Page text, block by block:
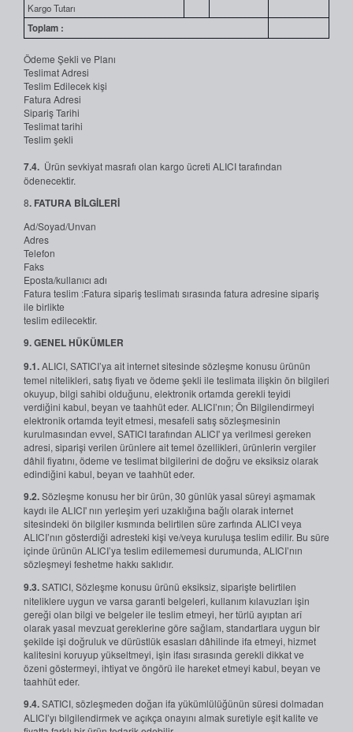
Kargo Tutarı
Toplam :
Ödeme Şekli ve Planı
Teslimat Adresi
Teslim Edilecek kişi
Fatura Adresi
Sipariş Tarihi
Teslimat tarihi
Teslim şekli
7.4. Ürün sevkiyat masrafı olan kargo ücreti ALICI tarafından
ödenecektir.
8. FATURA BİLGİLERİ
Ad/Soyad/Unvan
Adres
Telefon
Faks
Eposta/kullanıcı adı
Fatura teslim :Fatura sipariş teslimatı sırasında fatura adresine sipariş
ile birlikte
teslim edilecektir.
9. GENEL HÜKÜMLER
9.1.ALICI, SATICI’ya ait internet sitesinde sözleşme konusu ürünün
temel nitelikleri, satış fiyatı ve ödeme şekli ile teslimata ilişkin ön bilgileri
okuyup, bilgi sahibi olduğunu, elektronik ortamda gerekli teyidi
verdiğini kabul, beyan ve taahhüt eder. ALICI’nın; Ön Bilgilendirmeyi
elektronik ortamda teyit etmesi, mesafeli satış sözleşmesinin
kurulmasından evvel, SATICI tarafından ALICI' ya verilmesi gereken
adresi, siparişi verilen ürünlere ait temel özellikleri, ürünlerin vergiler
dâhil fiyatını, ödeme ve teslimat bilgilerini de doğru ve eksiksiz olarak
edindiğini kabul, beyan ve taahhüt eder.
9.2.Sözleşme konusu her bir ürün, 30 günlük yasal süreyi aşmamak
kaydı ile ALICI' nın yerleşim yeri uzaklığına bağlı olarak internet
sitesindeki ön bilgiler kısmında belirtilen süre zarfında ALICI veya
ALICI’nın gösterdiği adresteki kişi ve/veya kuruluşa teslim edilir. Bu süre
içinde ürünün ALICI’ya teslim edilememesi durumunda, ALICI’nın
sözleşmeyi feshetme hakkı saklıdır.
9.3.SATICI, Sözleşme konusu ürünü eksiksiz, siparişte belirtilen
niteliklere uygun ve varsa garanti belgeleri, kullanım kılavuzları işin
gereği olan bilgi ve belgeler ile teslim etmeyi, her türlü ayıptan arî
olarak yasal mevzuat gereklerine göre sağlam, standartlara uygun bir
şekilde işi doğruluk ve dürüstlük esasları dâhilinde ifa etmeyi, hizmet
kalitesini koruyup yükseltmeyi, işin ifası sırasında gerekli dikkat ve
özeni göstermeyi, ihtiyat ve öngörü ile hareket etmeyi kabul, beyan ve
taahhüt eder.
9.4.SATICI, sözleşmeden doğan ifa yükümlülüğünün süresi dolmadan
ALICI’yı bilgilendirmek ve açıkça onayını almak suretiyle eşit kalite ve